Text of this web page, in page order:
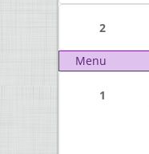
2
Menu
1